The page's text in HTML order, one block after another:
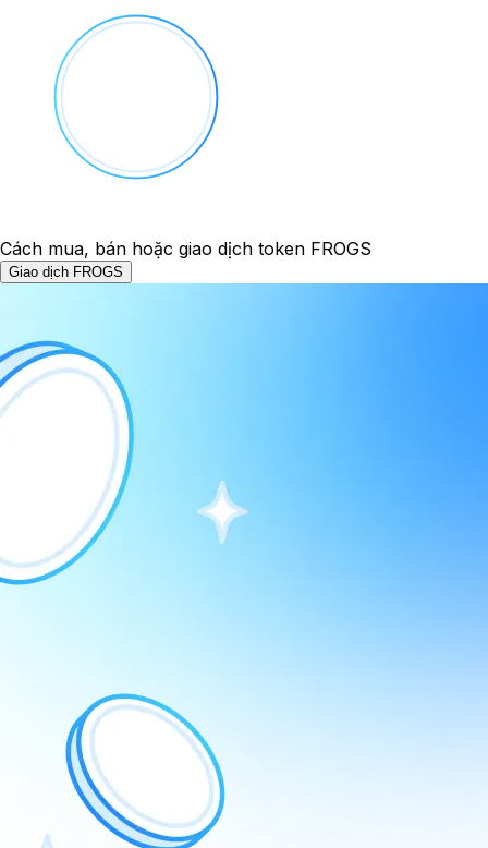
Cách mua, bán hoặc giao dịch token FROGS
Giao dịch FROGS